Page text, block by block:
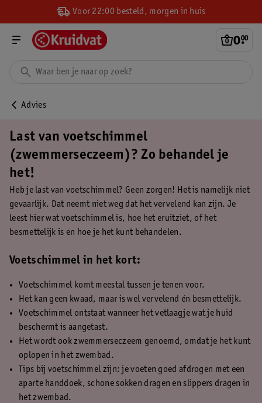
Voor 22:00 besteld, morgen in huis
0.
00
Advies
Last van voetschimmel
(zwemmerseczeem)? Zo behandel je
het!
Heb je last van voetschimmel? Geen zorgen! Het is namelijk niet
gevaarlijk. Dat neemt niet weg dat het vervelend kan zijn. Je
leest hier wat voetschimmel is, hoe het eruitziet, of het
besmettelijk is en hoe je het kunt behandelen.
Voetschimmel in het kort:
Voetschimmel komt meestal tussen je tenen voor.
Het kan geen kwaad, maar is wel vervelend én besmettelijk.
Voetschimmel ontstaat wanneer het vetlaagje wat je huid
beschermt is aangetast.
Het wordt ook zwemmerseczeem genoemd, omdat je het kunt
oplopen in het zwembad.
Tips bij voetschimmel zijn: je voeten goed afdrogen met een
aparte handdoek, schone sokken dragen en slippers dragen in
het zwembad.